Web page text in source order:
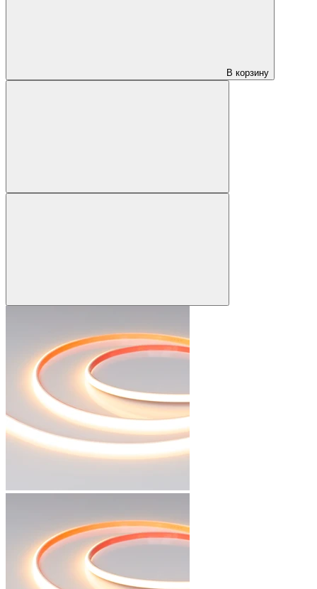
В корзину